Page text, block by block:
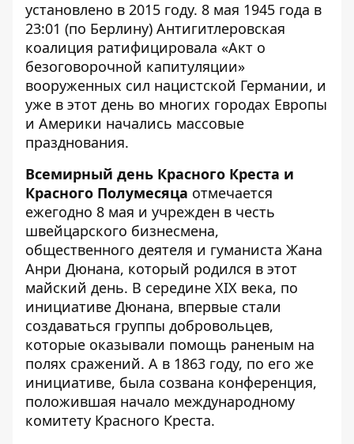
установлено в 2015 году. 8 мая 1945 года в
23:01 (по Берлину) Антигитлеровская
коалиция ратифицировала «Акт о
безоговорочной капитуляции»
вооруженных сил нацистской Германии, и
уже в этот день во многих городах Европы
и Америки начались массовые
празднования.
Всемирный день Красного Креста и
Красного Полумесяца отмечается
ежегодно 8 мая и учрежден в честь
швейцарского бизнесмена,
общественного деятеля и гуманиста Жана
Анри Дюнана, который родился в этот
майский день. В середине ХІХ века, по
инициативе Дюнана, впервые стали
создаваться группы добровольцев,
которые оказывали помощь раненым на
полях сражений. А в 1863 году, по его же
инициативе, была созвана конференция,
положившая начало международному
комитету Красного Креста.